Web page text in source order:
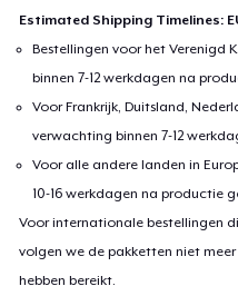
Estimated Shipping Timelines:
Bestellingen voor het Verenigd
binnen 7-12 werkdagen na
Voor Frankrijk, Duitsland,
verwachting binnen 7-12
Voor alle andere landen in
10-16 werkdagen na productie
Voor internationale bestellingen
volgen we de pakketten niet
hebben bereikt.